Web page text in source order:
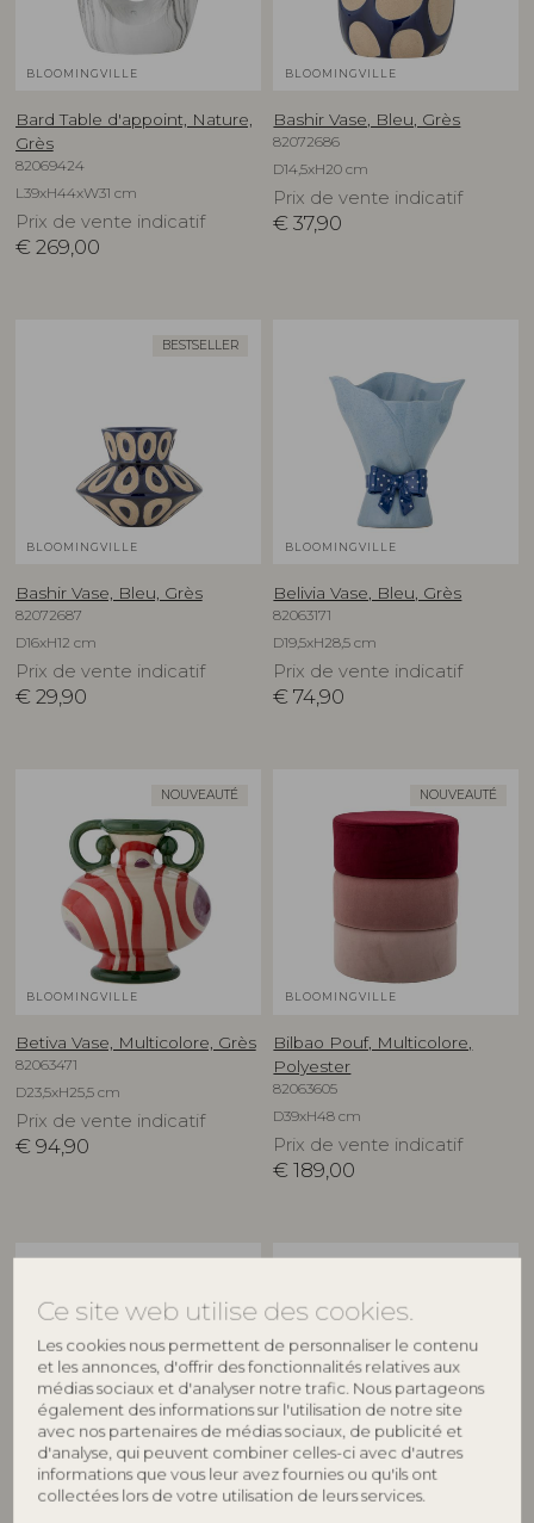
Ce site web utilise des cookies.
Les cookies nous permettent de personnaliser le contenu
et les annonces, d'offrir des fonctionnalités relatives aux
médias sociaux et d'analyser notre trafic. Nous partageons
également des informations sur l'utilisation de notre site
avec nos partenaires de médias sociaux, de publicité et
d'analyse, qui peuvent combiner celles-ci avec d'autres
informations que vous leur avez fournies ou qu'ils ont
collectées lors de votre utilisation de leurs services.
BLOOMINGVILLE
Bard Table d'appoint, Nature,
Grès
82069424
L39xH44xW31 cm
Prix de vente indicatif
€ 269,00
BLOOMINGVILLE
Bashir Vase, Bleu, Grès
82072686
D14,5xH20 cm
Prix de vente indicatif
€ 37,90
BESTSELLER
BLOOMINGVILLE
Bashir Vase, Bleu, Grès
82072687
D16xH12 cm
Prix de vente indicatif
€ 29,90
BLOOMINGVILLE
Belivia Vase, Bleu, Grès
82063171
D19,5xH28,5 cm
Prix de vente indicatif
€ 74,90
NOUVEAUTÉ
BLOOMINGVILLE
Betiva Vase, Multicolore, Grès
82063471
D23,5xH25,5 cm
Prix de vente indicatif
€ 94,90
NOUVEAUTÉ
BLOOMINGVILLE
Bilbao Pouf, Multicolore,
Polyester
82063605
D39xH48 cm
Prix de vente indicatif
€ 189,00
BLOOMINGVILLE BLOOMINGVILLE